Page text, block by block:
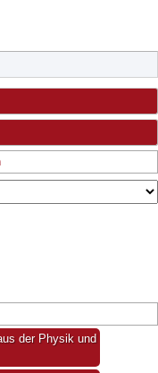
der Physik und